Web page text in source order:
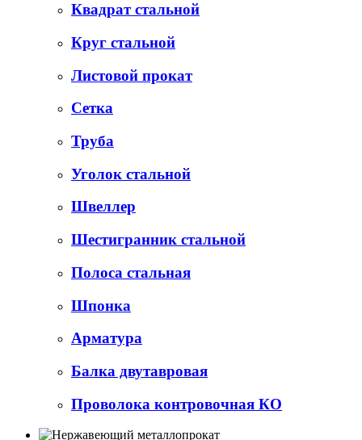
Квадрат стальной
Круг стальной
Листовой прокат
Сетка
Труба
Уголок стальной
Швеллер
Шестигранник стальной
Полоса стальная
Шпонка
Арматура
Балка двутавровая
Проволока контровочная КО